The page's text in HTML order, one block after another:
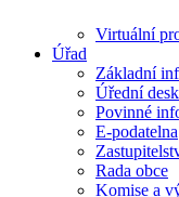
Virtuální
Úřad
Základní
Úřední
Povinné
E-podatelna
Rada obce
Komise a